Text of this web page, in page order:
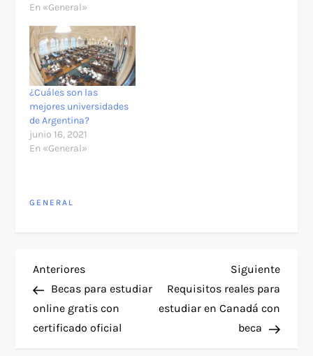
En «General»
¿Cuáles son las
mejores universidades
de Argentina?
junio 16, 2021
En «General»
GENERAL
N
a
v
Entrada
anterior
Anteriores
Becas para estudiar
online gratis con
certificado oficial
Siguiente
Requisitos reales para
estudiar en Canadá con
beca